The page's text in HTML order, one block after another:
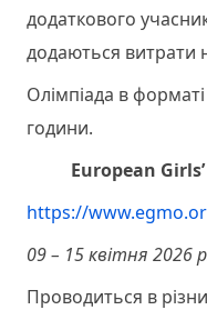
додаткового
додаються витрати
Олімпіада в
години.
European
https://
09 – 15 квітня 2026
Проводиться в